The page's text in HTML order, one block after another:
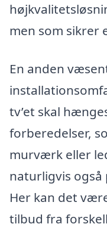
men som sikrer
En anden
tv’et skal
forberedelser,
murværk eller
naturligvis også
Her kan det
tilbud fra